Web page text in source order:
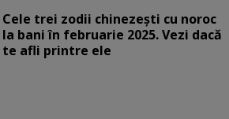
Cele trei zodii chinezești cu noroc
la bani în februarie 2025. Vezi dacă
te afli printre ele